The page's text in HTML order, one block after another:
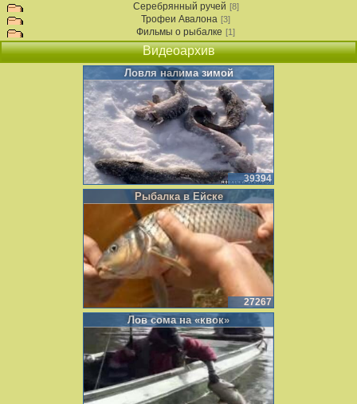
Серебрянный ручей [8]
Трофеи Авалона [3]
Фильмы о рыбалке [1]
Видеоархив
Ловля налима зимой
39394
Рыбалка в Ейске
27267
Лов сома на «квок»